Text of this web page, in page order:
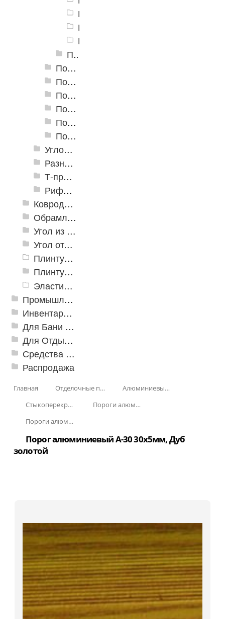
Порог алюминиевый А-30
Порог алюминиевый А-30
Порог алюминиевый А-30
Пороги алюминиевые А-30 30х5 мм Крашенные КР
Пороги алюминиевые А-39 39х5,4 мм (открытый крепеж)
Пороги алюминиевые А-45 45х4,4 мм (открытый крепеж)
Пороги алюминиевые B-1 30х4,2 мм (скрытый крепеж)
Пороги алюминиевые B-2 37х4,4 мм (скрытый крепеж)
Пороги алюминиевые B-4 41х6-13 мм (скрытый крепеж)
Пороги алюминиевые B-5 80х4,6 мм (скрытый крепеж)
Угловые алюминиевые пороги
Разноуровневые алюминиевые профили
Т-профиль
Рифленые алюминиевые листы и углы квинтет
Ковродержатели
Обрамление
Угол из ПВХ
Угол отделочный арочный
Плинтус для столешниц
Плинтусы «KronPlast»
Эластичный напольно-стыковочный профиль Cezar
Промышленный текстиль
Инвентарь для клининга
Для Бани и Сауны
Для Отдыха и Пикника
Средства от насекомых и садовых вредителей
Распродажа
Главная Отделочные профили
Алюминиевые пороги
Стыкоперекрывающие алюминиевые пороги
Пороги алюминиевые А-30 30х5 мм (открытый крепеж)
Пороги алюминиевые А-30 30х5 мм Декорированные КД
Порог алюминиевый А-30 30х5мм, Дуб
золотой